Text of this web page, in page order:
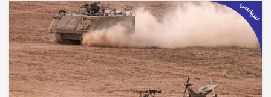
سياسي